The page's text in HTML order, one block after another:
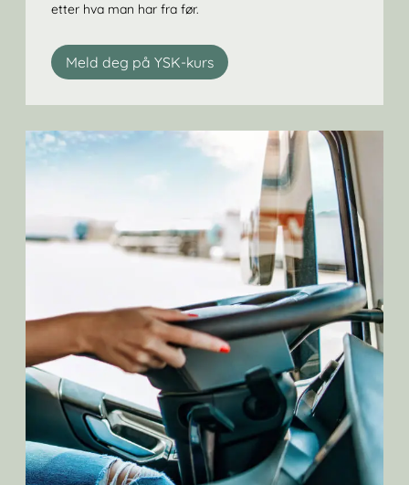
etter hva man har fra før.
Meld deg på YSK-kurs